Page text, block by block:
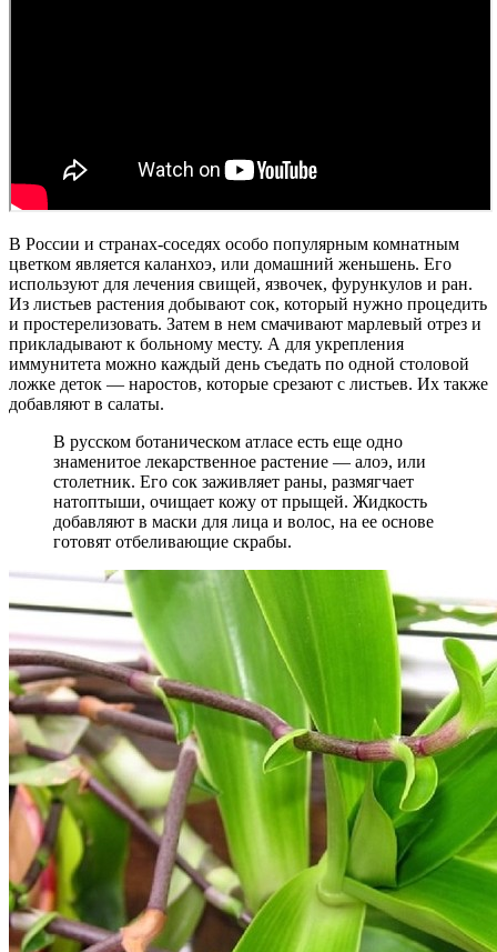
В России и странах-соседях особо популярным комнатным
цветком является каланхоэ, или домашний женьшень. Его
используют для лечения свищей, язвочек, фурункулов и ран.
Из листьев растения добывают сок, который нужно процедить
и простерелизовать. Затем в нем смачивают марлевый отрез и
прикладывают к больному месту. А для укрепления
иммунитета можно каждый день съедать по одной столовой
ложке деток — наростов, которые срезают с листьев. Их также
добавляют в салаты.
В русском ботаническом атласе есть еще одно
знаменитое лекарственное растение — алоэ, или
столетник. Его сок заживляет раны, размягчает
натоптыши, очищает кожу от прыщей. Жидкость
добавляют в маски для лица и волос, на ее основе
готовят отбеливающие скрабы.